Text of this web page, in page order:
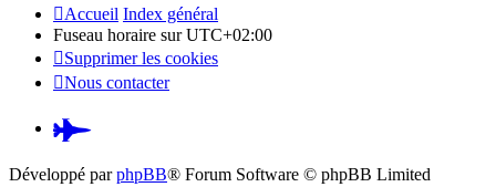
Accueil Index général
Fuseau horaire surUTC+02:00
Supprimer les cookies
Nous contacter
Pardus.at
(S’ouvre
Développé parphpBB® Forum Software © phpBB Limited